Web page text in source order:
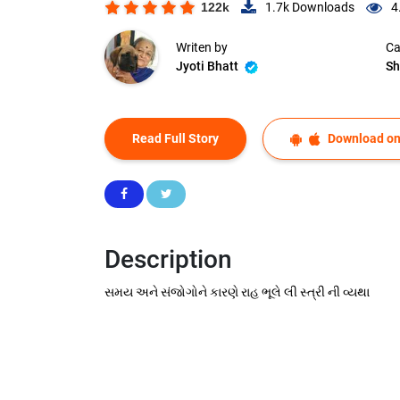
122k 1.7k Downloads
Writen by
Jyoti Bhatt
Read Full Story Download
Description
સમય અને સંજોગોને કારણે રાહ ભૂલે લી સ્ત્રી ની વ્યથા